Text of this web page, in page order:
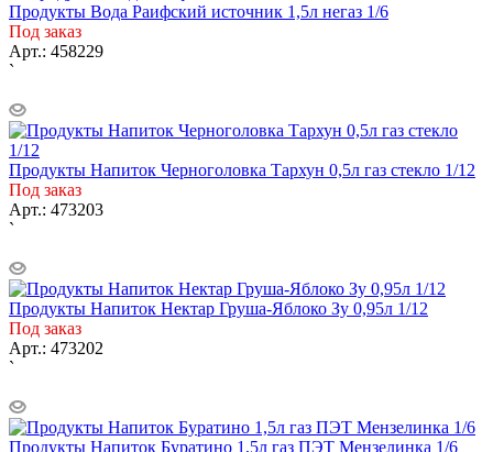
Продукты Вода Раифский источник 1,5л негаз 1/6
Под заказ
Арт.: 458229
`
Продукты Напиток Черноголовка Тархун 0,5л газ стекло 1/12
Под заказ
Арт.: 473203
`
Продукты Напиток Нектар Груша-Яблоко Зу 0,95л 1/12
Под заказ
Арт.: 473202
`
Продукты Напиток Буратино 1,5л газ ПЭТ Мензелинка 1/6